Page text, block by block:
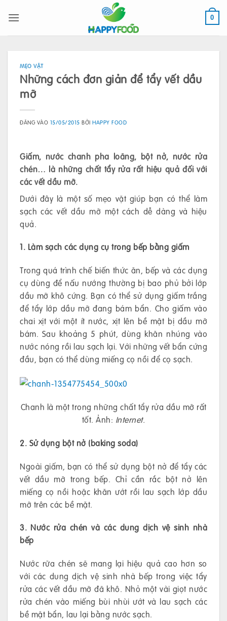
qua
0
MẸO VẶT
Những cách đơn giản để tẩy vết dầu
mỡ
ĐĂNG VÀO 15/05/2015 BỞIHAPPY FOOD
Giấm, nước chanh pha loãng, bột nở, nước rửa
chén… là những chất tẩy rửa rất hiệu quả đối với
các vết dầu mỡ.
Dưới đây là một số mẹo vặt giúp bạn có thể làm
sạch các vết dầu mỡ một cách dễ dàng và hiệu
quả.
1. Làm sạch các dụng cụ trong bếp bằng giấm
Trong quá trình chế biến thức ăn, bếp và các dụng
cụ dùng để nấu nướng thường bị bao phủ bởi lớp
dầu mỡ khô cứng. Bạn có thể sử dụng giấm trắng
để tẩy lớp dầu mỡ đang bám bẩn. Cho giấm vào
chai xịt với một ít nước, xịt lên bề mặt bị dầu mỡ
bám. Sau khoảng 5 phút, dùng khăn nhúng vào
nước nóng rồi lau sạch lại. Với những vết bẩn cứng
đầu, bạn có thể dùng miếng cọ nồi để cọ sạch.
Chanh là một trong những chất tẩy rửa dầu mỡ rất
tốt. Ảnh: Internet.
2. Sử dụng bột nở (baking soda)
Ngoài giấm, bạn có thể sử dụng bột nở để tẩy các
vết dầu mỡ trong bếp. Chỉ cần rắc bột nở lên
miếng cọ nồi hoặc khăn ướt rồi lau sạch lớp dầu
mỡ trên các bề mặt.
3. Nước rửa chén và các dung dịch vệ sinh nhà
bếp
Nước rữa chén sẽ mang lại hiệu quả cao hơn so
với các dung dịch vệ sinh nhà bếp trong việc tẩy
rửa các vết dầu mỡ đã khô. Nhỏ một vài giọt nước
rửa chén vào miếng bùi nhùi ướt và lau sạch các
bề mặt bẩn, lau lại bằng nước sạch.